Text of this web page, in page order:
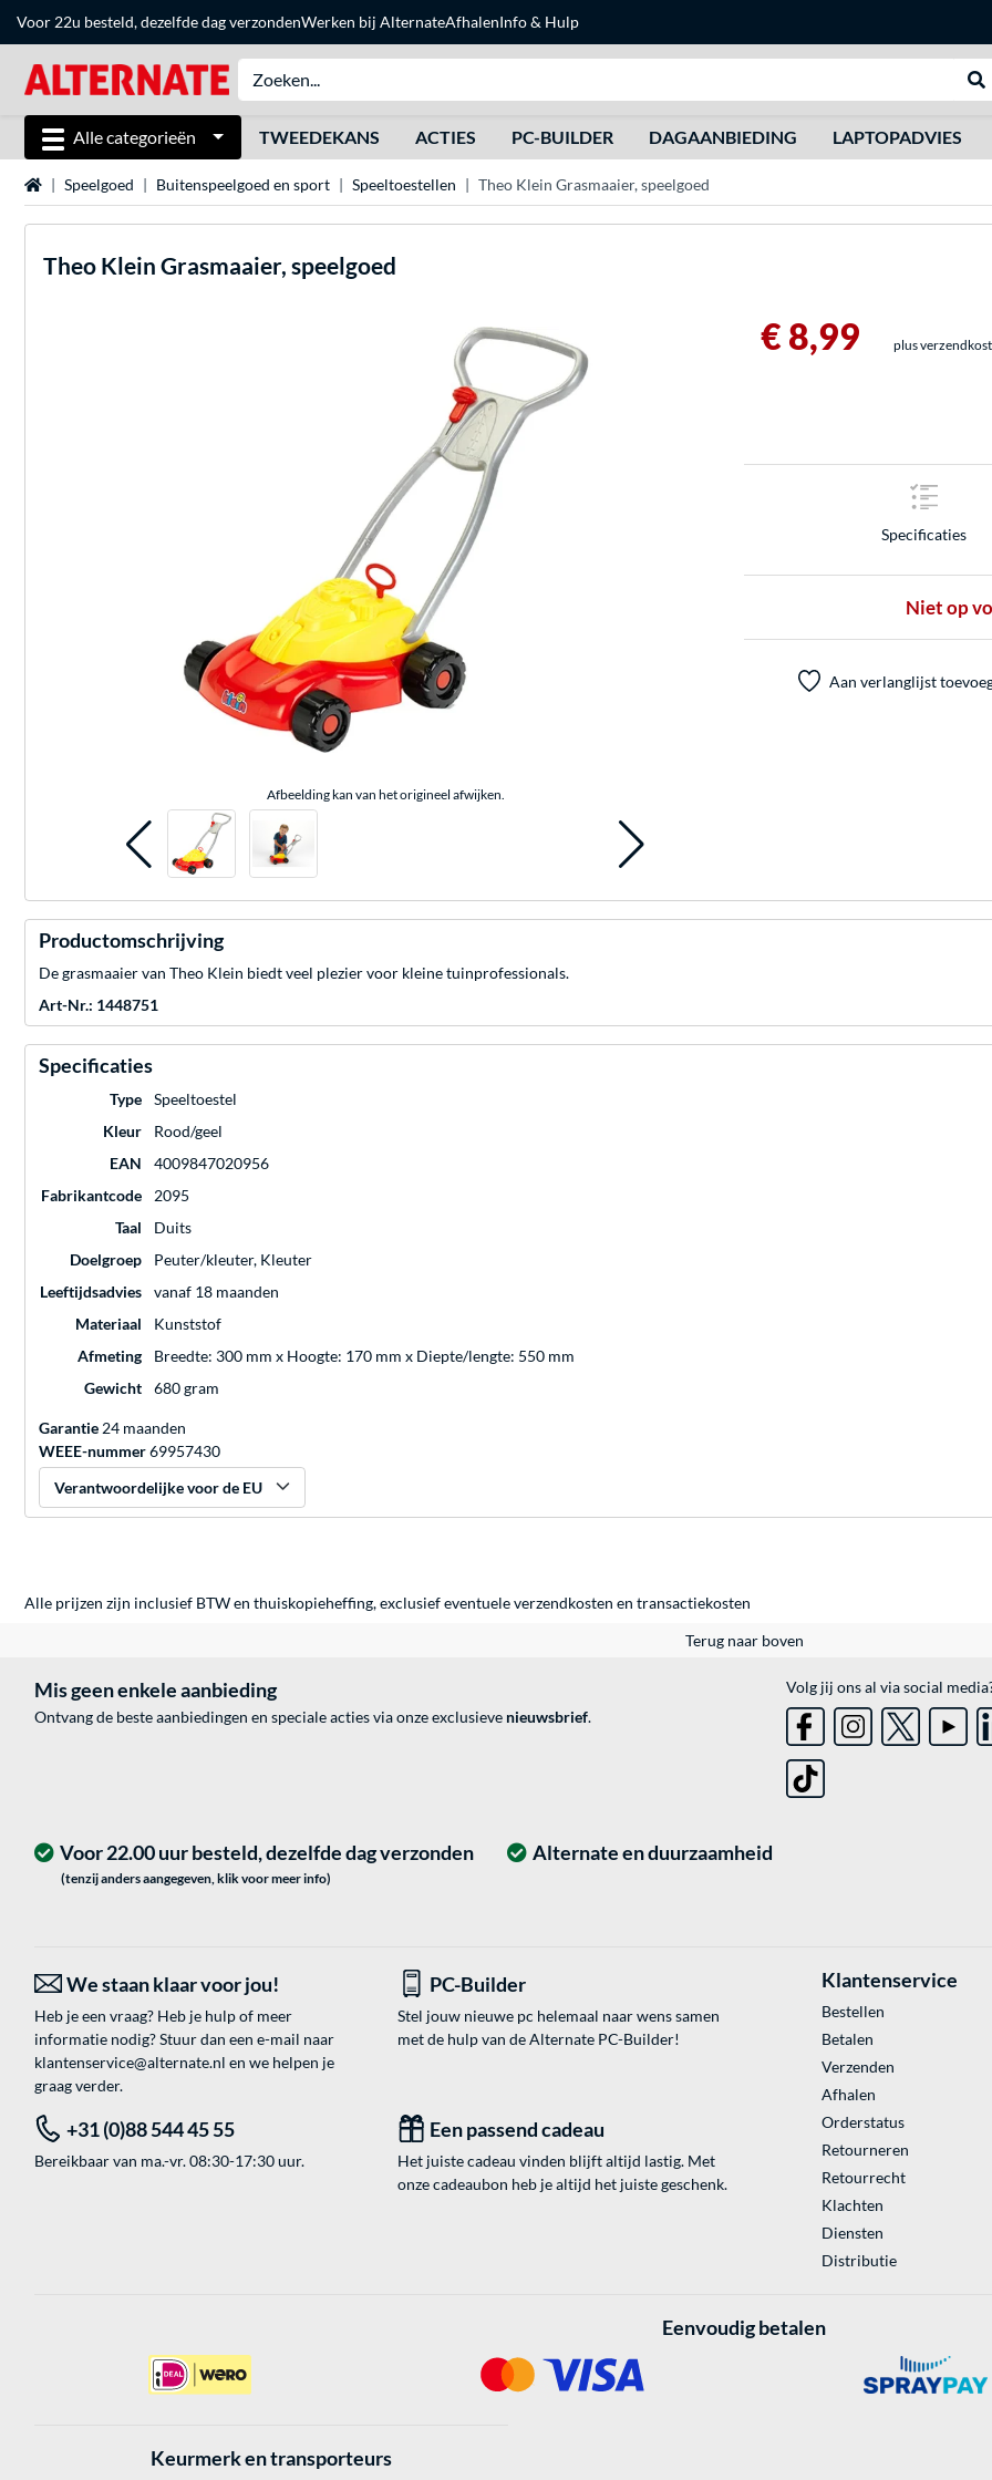
Voor 22u besteld, dezelfde dag verzondenWerken bij AlternateAfhalenInfo & Hulp
Alle categorieën TWEEDEKANS ACTIES PC-BUILDER DAGAANBIEDING LAPTOPADVIES
HomeSpeelgoed Buitenspeelgoed en sport Speeltoestellen Theo Klein Grasmaaier, speelgoed
Theo Klein Grasmaaier, speelgoed
Afbeelding kan van het origineel afwijken.
€ 8,99 plus
Specificaties
Niet op
Aan verlanglijst
Productomschrijving
De grasmaaier van Theo Klein biedt veel plezier voor kleine tuinprofessionals.
Art-Nr.: 1448751
Specificaties
Type
Speeltoestel
Kleur
Rood/geel
EAN
4009847020956
Fabrikantcode
2095
Taal
Duits
Doelgroep
Peuter/kleuter, Kleuter
Leeftijdsadvies
vanaf 18 maanden
Materiaal
Kunststof
Afmeting
Breedte: 300 mm x Hoogte: 170 mm x Diepte/lengte: 550 mm
Gewicht
680 gram
Garantie 24 maanden
WEEE-nummer69957430
Verantwoordelijke voor de EU
Alle prijzen zijn inclusief BTW en thuiskopieheffing, exclusief eventueleverzendkosten en transactiekosten
Terug naar boven
Mis geen enkele aanbieding
Ontvang de beste aanbiedingen en speciale acties via onze exclusieve nieuwsbrief.
Volg jij ons al via social
Alternate en duurzaamheid
Voor 22.00 uur besteld, dezelfde dag verzonden
(tenzij anders aangegeven, klik voor meer info)
We staan klaar voor jou!
Heb je een vraag? Heb je hulp of meer
informatie nodig? Stuur dan een e-mail naar
klantenservice@alternate.nl en we helpen je
graag verder.
PC-Builder
Stel jouw nieuwe pc helemaal naar wens samen
met de hulp van de Alternate PC-Builder!
+31 (0)88 544 45 55
Bereikbaar van ma.-vr. 08:30-17:30 uur.
Een passend cadeau
Het juiste cadeau vinden blijft altijd lastig. Met
onze cadeaubon heb je altijd het juiste geschenk.
Klantenservice
Bestellen
Betalen
Verzenden
Afhalen
Orderstatus
Retourneren
Retourrecht
Klachten
Diensten
Distributie
Eenvoudig betalen
Keurmerk en transporteurs